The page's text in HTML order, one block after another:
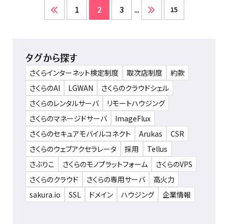
1 2 3 ... 15
タグから探す
さくらインターネット検定制度 取次店制度
約款
さくらのAI
LGWAN
さくらのクラウドシェル
さくらのレンタルサーバ
リモートハウジング
さくらのマネージドサーバ
ImageFlux
さくらのセキュアモバイルコネクト
Arukas
CSR
さくらのウェブアクセラレータ
採用
Tellus
さぶりこ
さくらのモノプラットフォーム
さくらのVPS
さくらのクラウド
さくらの専用サーバ
高火力
sakura.io
SSL ドメイン ハウジング 企業情報